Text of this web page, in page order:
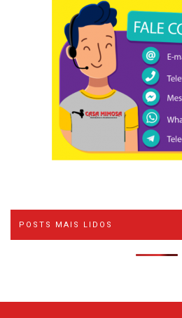
POSTS MAIS LIDOS